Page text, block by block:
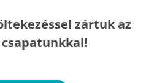
zártuk az